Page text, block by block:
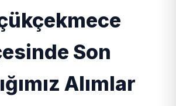
Son
Alımlar